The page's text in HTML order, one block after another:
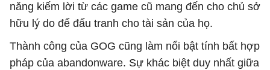
năng kiếm lời từ các game cũ mang đến cho chủ sở
hữu lý do để đấu tranh cho tài sản của họ.
Thành công của GOG cũng làm nổi bật tính bất hợp
pháp của abandonware. Sự khác biệt duy nhất giữa